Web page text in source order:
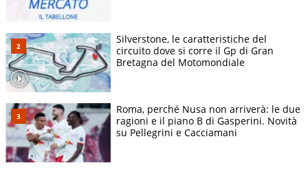
Silverstone, le caratteristiche del
circuito dove si corre il Gp di Gran
Bretagna del Motomondiale
Roma, perché Nusa non arriverà: le due
ragioni e il piano B di Gasperini. Novità
su Pellegrini e Cacciamani